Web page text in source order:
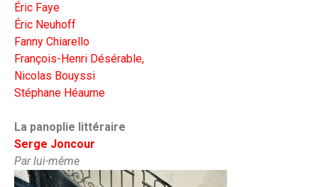
Éric Faye
Éric Neuhoff
Fanny Chiarello
François-Henri Désérable,
Nicolas Bouyssi
Stéphane Héaume
La panoplie littéraire
Serge Joncour
Par lui-même